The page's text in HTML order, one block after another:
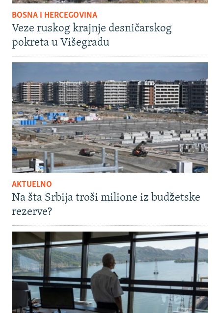
BOSNA I HERCEGOVINA
Veze ruskog krajnje desničarskog
pokreta u Višegradu
AKTUELNO
Na šta Srbija troši milione iz budžetske
rezerve?